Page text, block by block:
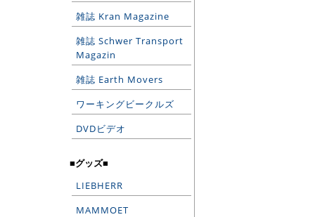
雑誌 Kran Magazine
雑誌 Schwer Transport
Magazin
雑誌 Earth Movers
ワーキングビークルズ
DVDビデオ
■グッズ■
LIEBHERR
MAMMOET